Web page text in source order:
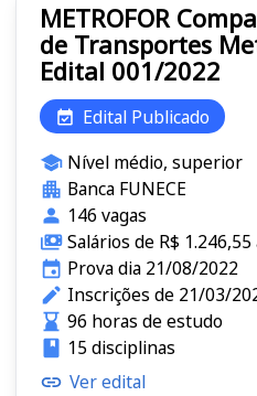
METROFOR
de Transportes
Edital 001/2022
Edital Publicado
Nível médio, superior
Banca FUNECE
146 vagas
Salários de R$ 1.246,55
Prova dia 21/08/2022
Inscrições de 21/03/
96 horas de estudo
15 disciplinas
Ver edital